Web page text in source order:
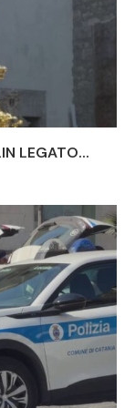
LEGATO...